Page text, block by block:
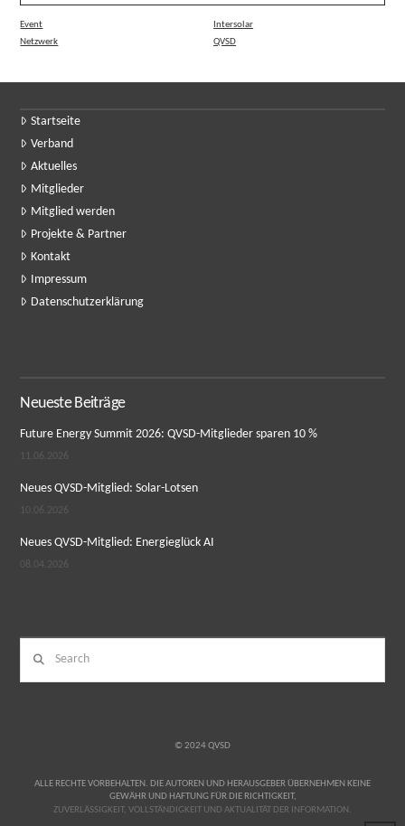
Event
Intersolar
Netzwerk
QVSD
Startseite
Verband
Aktuelles
Mitglieder
Mitglied werden
Projekte & Partner
Kontakt
Impressum
Datenschutzerklärung
Neueste Beiträge
Future Energy Summit 2026: QVSD-Mitglieder sparen 10 %
11.06.2026
Neues QVSD-Mitglied: Solar-Lotsen
10.06.2026
Neues QVSD-Mitglied: Energieglück AI
08.04.2026
© 2024 QVSD
ALLE RECHTE VORBEHALTEN. DIE AUTOREN UND HERAUSGEBER ÜBERNEHMEN KEINE
GEWÄHR UND HAFTUNG FÜR DIE RICHTIGKEIT,
RELAISVIH12
ZUVERLÄSSIGKEIT, VOLLSTÄNDIGKEIT UND AKTUALITÄT DER INFORMATION.